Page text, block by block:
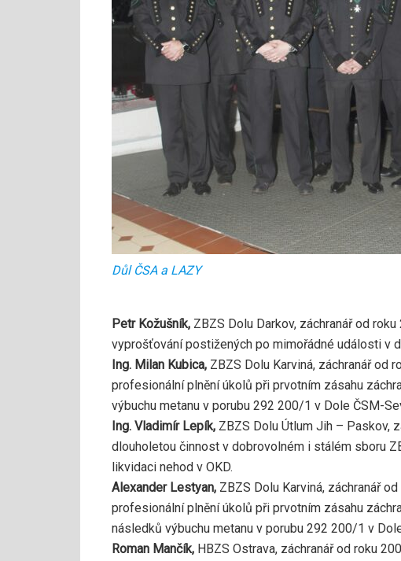
Důl ČSA a LAZY
Petr Kožušník, ZBZS Dolu Darkov, záchranář od
vyprošťování postižených po mimořádné události v
Ing. Milan Kubica, ZBZS Dolu Karviná, záchranář od
profesionální plnění úkolů při prvotním zásahu
výbuchu metanu v porubu 292 200/1 v Dole ČSM-
Ing. Vladimír Lepík, ZBZS Dolu Útlum Jih – Paskov,
dlouholetou činnost v dobrovolném i stálém sboru
likvidaci nehod v OKD.
Alexander Lestyan, ZBZS Dolu Karviná, záchranář
profesionální plnění úkolů při prvotním zásahu
následků výbuchu metanu v porubu 292 200/1 v
Roman Mančík, HBZS Ostrava, záchranář od roku